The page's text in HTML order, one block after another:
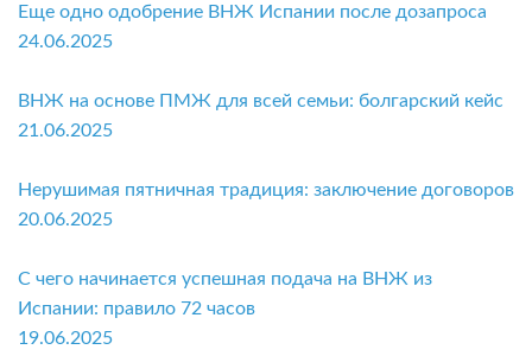
Еще одно одобрение ВНЖ Испании после дозапроса
24.06.2025
ВНЖ на основе ПМЖ для всей семьи: болгарский кейс
21.06.2025
Нерушимая пятничная традиция: заключение договоров
20.06.2025
С чего начинается успешная подача на ВНЖ из
Испании: правило 72 часов
19.06.2025